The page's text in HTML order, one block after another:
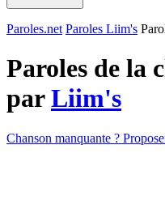
Paroles.net Paroles Liim's
Paroles de la
parLiim's
Chanson manquante ?